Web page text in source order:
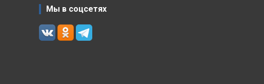
Мы в соцсетях